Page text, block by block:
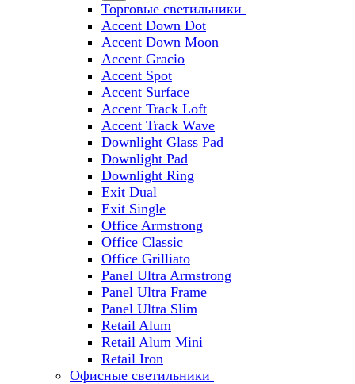
Торговые светильники
Accent Down Dot
Accent Down Moon
Accent Gracio
Accent Spot
Accent Surface
Accent Track Loft
Accent Track Wave
Downlight Glass Pad
Downlight Pad
Downlight Ring
Exit Dual
Exit Single
Office Armstrong
Office Classic
Office Grilliato
Panel Ultra Armstrong
Panel Ultra Frame
Panel Ultra Slim
Retail Alum
Retail Alum Mini
Retail Iron
Офисные светильники